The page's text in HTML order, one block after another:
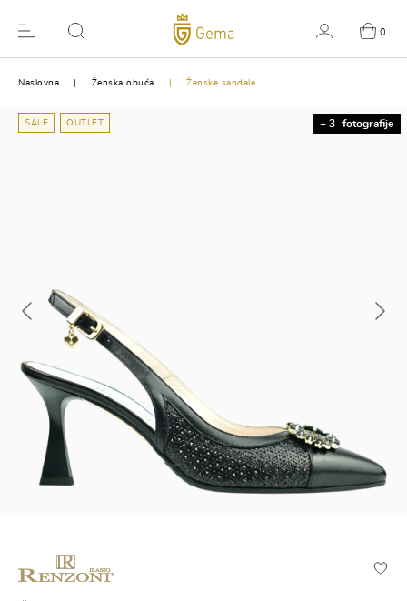
0
Naslovna Ženska obuća Ženske sandale
+ 3 fotografije
SALE OUTLET